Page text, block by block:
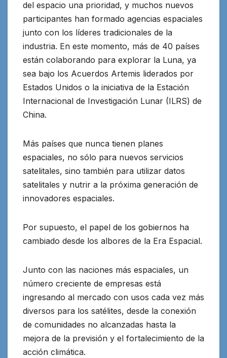
del espacio una prioridad, y muchos nuevos
participantes han formado agencias espaciales
junto con los líderes tradicionales de la
industria. En este momento, más de 40 países
están colaborando para explorar la Luna, ya
sea bajo los Acuerdos Artemis liderados por
Estados Unidos o la iniciativa de la Estación
Internacional de Investigación Lunar (ILRS) de
China.
Más países que nunca tienen planes
espaciales, no sólo para nuevos servicios
satelitales, sino también para utilizar datos
satelitales y nutrir a la próxima generación de
innovadores espaciales.
Por supuesto, el papel de los gobiernos ha
cambiado desde los albores de la Era Espacial.
Junto con las naciones más espaciales, un
número creciente de empresas está
ingresando al mercado con usos cada vez más
diversos para los satélites, desde la conexión
de comunidades no alcanzadas hasta la
mejora de la previsión y el fortalecimiento de la
acción climática.